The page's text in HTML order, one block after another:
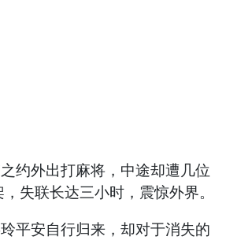
约外出打麻将，中途却遭几位
失联长达三小时，震惊外界。
平安自行归来，却对于消失的